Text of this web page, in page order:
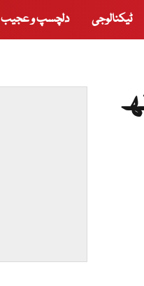
ٹیکنالوجی دلچسپ و عجیب